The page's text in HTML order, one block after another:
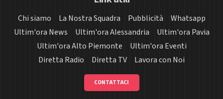
Chi siamo La Nostra Squadra Pubblicità
Whatsapp
Ultim'ora News
Ultim'ora Alessandria
Ultim'ora Pavia
Ultim'ora Alto Piemonte
Ultim'ora Eventi
Diretta Radio
Diretta TV Lavora con Noi
CONTATTACI